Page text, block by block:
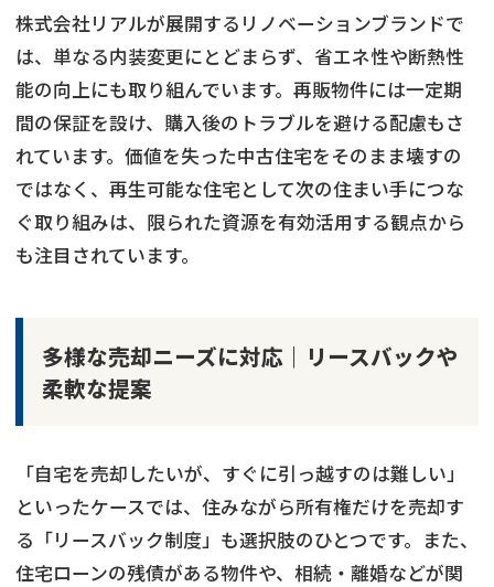
株式会社リアルが展開するリノベーションブランドで
は、単なる内装変更にとどまらず、省エネ性や断熱性
能の向上にも取り組んでいます。再販物件には一定期
間の保証を設け、購入後のトラブルを避ける配慮もさ
れています。価値を失った中古住宅をそのまま壊すの
ではなく、再生可能な住宅として次の住まい手につな
ぐ取り組みは、限られた資源を有効活用する観点から
も注目されています。
多様な売却ニーズに対応｜リースバックや
柔軟な提案
「自宅を売却したいが、すぐに引っ越すのは難しい」
といったケースでは、住みながら所有権だけを売却す
る「リースバック制度」も選択肢のひとつです。また、
住宅ローンの残債がある物件や、相続・離婚などが関